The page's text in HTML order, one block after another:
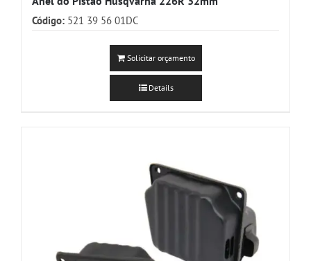
Código: 521 39 56 01DC
Solicitar orçamento
Details